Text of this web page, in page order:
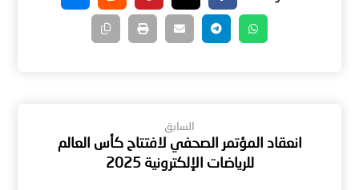
السابق
انعقاد المؤتمر الصحفي لافتتاح كأس العالم
للرياضات الإلكترونية 2025